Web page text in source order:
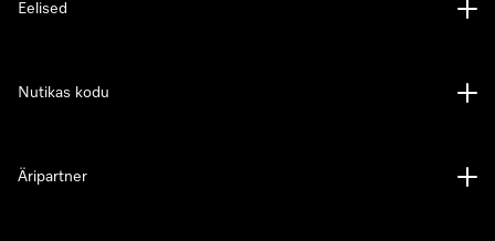
Eelised
Nutikas kodu
Äripartner